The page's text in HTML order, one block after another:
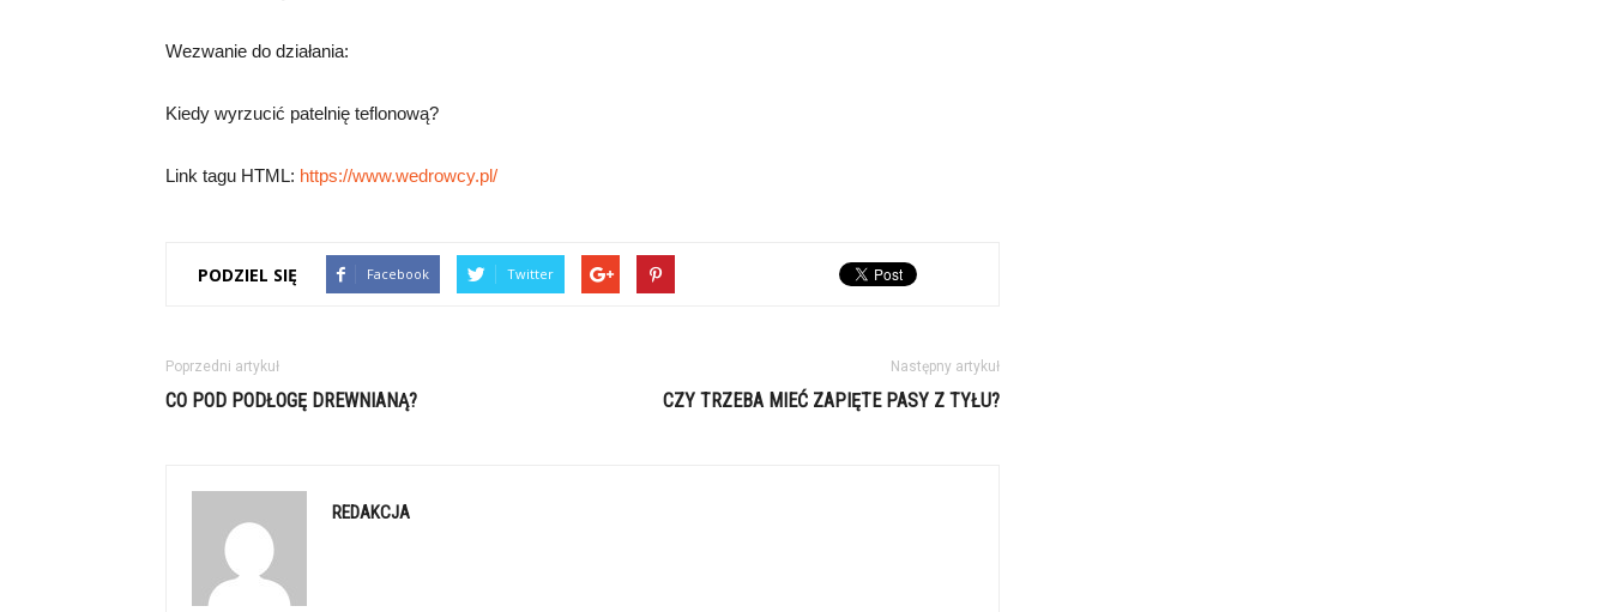
Wezwanie do działania:
Kiedy wyrzucić patelnię teflonową?
Link tagu HTML: https://www.wedrowcy.pl/
PODZIEL SIĘ Facebook Twitter
Poprzedni artykuł
CO POD PODŁOGĘ DREWNIANĄ?
Następny artykuł
CZY TRZEBA MIEĆ ZAPIĘTE PASY Z TYŁU?
REDAKCJA